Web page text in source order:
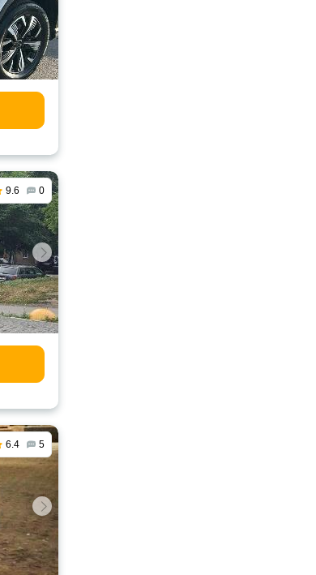
9.6 0
6.4 5